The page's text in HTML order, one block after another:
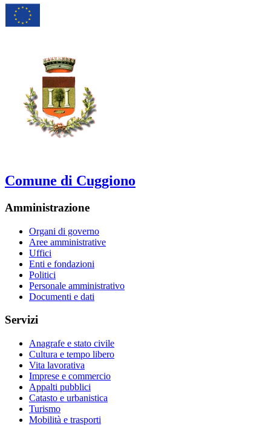
Comune di Cuggiono
Amministrazione
Organi di governo
Aree amministrative
Uffici
Enti e fondazioni
Politici
Personale amministrativo
Documenti e dati
Servizi
Anagrafe e stato civile
Cultura e tempo libero
Vita lavorativa
Imprese e commercio
Appalti pubblici
Catasto e urbanistica
Turismo
Mobilità e trasporti